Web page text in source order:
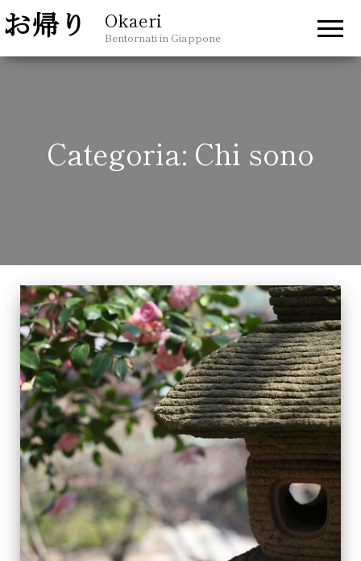
Okaeri
Bentornati in Giappone
Categoria: Chi sono